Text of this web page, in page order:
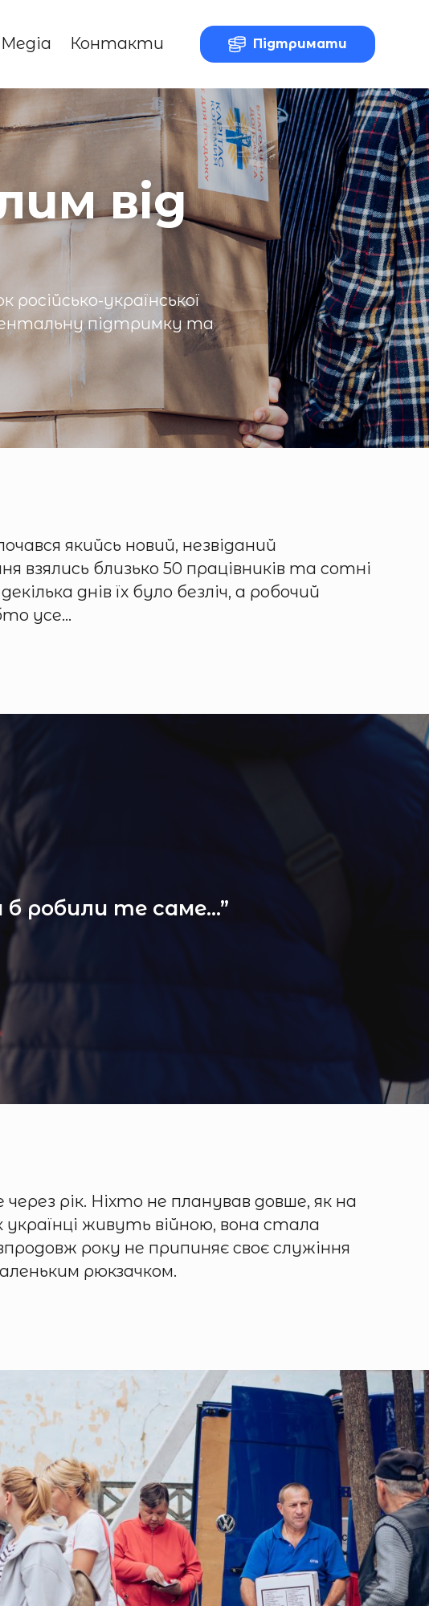
Медіа Контакти Підтримати
від
української
підтримку та
якийсь новий, незвіданий
взялись близько 50 працівників та сотні
днів їх було безліч, а робочий
усе…
робили те саме…”
рік. Ніхто не планував довше, як на
українці живуть війною, вона стала
року не припиняє своє служіння
рюкзачком.